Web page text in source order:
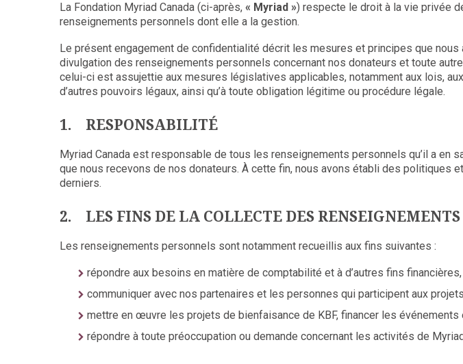
La Fondation Myriad Canada (ci-après, « Myriad ») respecte le droit à la vie privée
renseignements personnels dont elle a la gestion.
Le présent engagement de confidentialité décrit les mesures et principes que
divulgation des renseignements personnels concernant nos donateurs et toute
celui-ci est assujettie aux mesures législatives applicables, notamment aux lois,
d’autres pouvoirs légaux, ainsi qu’à toute obligation légitime ou procédure légale.
1. RESPONSABILITÉ
Myriad Canada est responsable de tous les renseignements personnels qu’il a
que nous recevons de nos donateurs. À cette fin, nous avons établi des
derniers.
2. LES FINS DE LA COLLECTE DES RENSEIGNEMENTS
Les renseignements personnels sont notamment recueillis aux fins suivantes :
répondre aux besoins en matière de comptabilité et à d’autres fins
communiquer avec nos partenaires et les personnes qui participent aux
mettre en œuvre les projets de bienfaisance de KBF, financer les
répondre à toute préoccupation ou demande concernant les activités de